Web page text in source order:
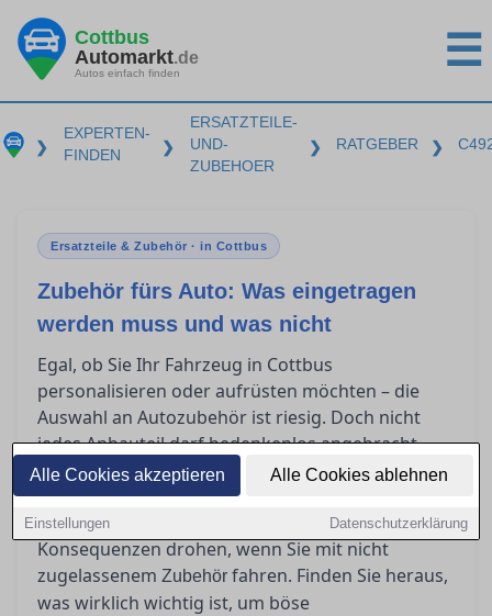
Alle Cookies akzeptieren Alle Cookies ablehnen
Einstellungen Datenschutzerklärung
Cottbus
Automarkt.de
Autos einfach finden ☰
❯
EXPERTEN-
FINDEN
❯
ERSATZTEILE-
UND-
ZUBEHOER
❯ RATGEBER ❯
Ersatzteile & Zubehör · in Cottbus
Zubehör fürs Auto: Was eingetragen
werden muss und was nicht
Egal, ob Sie Ihr Fahrzeug in Cottbus
personalisieren oder aufrüsten möchten – die
Auswahl an Autozubehör ist riesig. Doch nicht
jedes Anbauteil darf bedenkenlos angebracht
werden. In diesem Ratgeber klären wir, welche
Zubehörteile eingetragen werden müssen, was
ABE und Teilegutachten bedeuten und welche
Konsequenzen drohen, wenn Sie mit nicht
zugelassenem Zubehör fahren. Finden Sie heraus,
was wirklich wichtig ist, um böse